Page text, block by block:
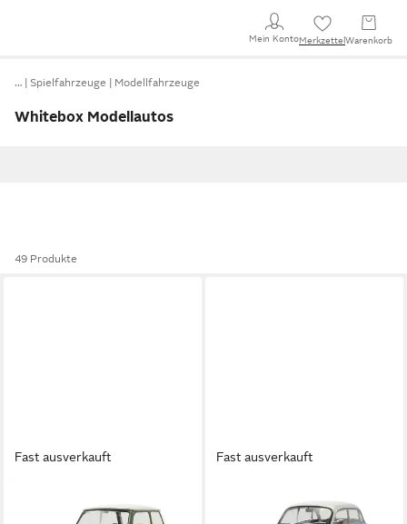
Mein KontoMerkzettel Warenkorb
… Spielfahrzeuge Modellfahrzeuge
Whitebox Modellautos
49 Produkte
Fast ausverkauft
Modellauto Trabant 601
Fast ausverkauft
Modellauto Wartburg 312